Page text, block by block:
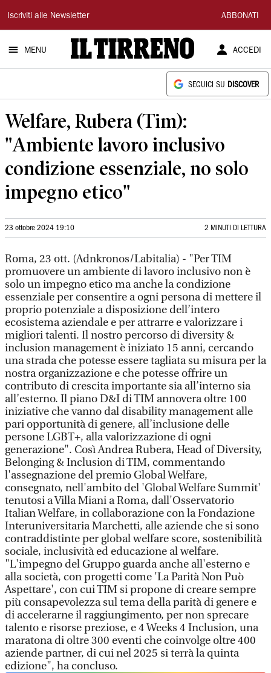
Il
Tirreno
Iscriviti alle Newsletter ABBONATI
MENU ACCEDI
SEGUICI SU DISCOVER
Welfare, Rubera (Tim):
"Ambiente lavoro inclusivo
condizione essenziale, no solo
impegno etico"
23 ottobre 2024 19:10 2 MINUTI DI LETTURA
Roma, 23 ott. (Adnkronos/Labitalia) - "Per TIM
promuovere un ambiente di lavoro inclusivo non è
solo un impegno etico ma anche la condizione
essenziale per consentire a ogni persona di mettere il
proprio potenziale a disposizione dell’intero
ecosistema aziendale e per attrarre e valorizzare i
migliori talenti. Il nostro percorso di diversity &
inclusion management è iniziato 15 anni, cercando
una strada che potesse essere tagliata su misura per la
nostra organizzazione e che potesse offrire un
contributo di crescita importante sia all’interno sia
all’esterno. Il piano D&I di TIM annovera oltre 100
iniziative che vanno dal disability management alle
pari opportunità di genere, all’inclusione delle
persone LGBT+, alla valorizzazione di ogni
generazione". Così Andrea Rubera, Head of Diversity,
Belonging & Inclusion di TIM, commentando
l'assegnazione del premio Global Welfare,
consegnato, nell'ambito del 'Global Welfare Summit'
tenutosi a Villa Miani a Roma, dall'Osservatorio
Italian Welfare, in collaborazione con la Fondazione
Interuniversitaria Marchetti, alle aziende che si sono
contraddistinte per global welfare score, sostenibilità
sociale, inclusività ed educazione al welfare.
"L'impegno del Gruppo guarda anche all'esterno e
alla società, con progetti come 'La Parità Non Può
Aspettare', con cui TIM si propone di creare sempre
più consapevolezza sul tema della parità di genere e
di accelerarne il raggiungimento, per non sprecare
talento e risorse preziose, e 4 Weeks 4 Inclusion, una
maratona di oltre 300 eventi che coinvolge oltre 400
aziende partner, di cui nel 2025 si terrà la quinta
edizione", ha concluso.